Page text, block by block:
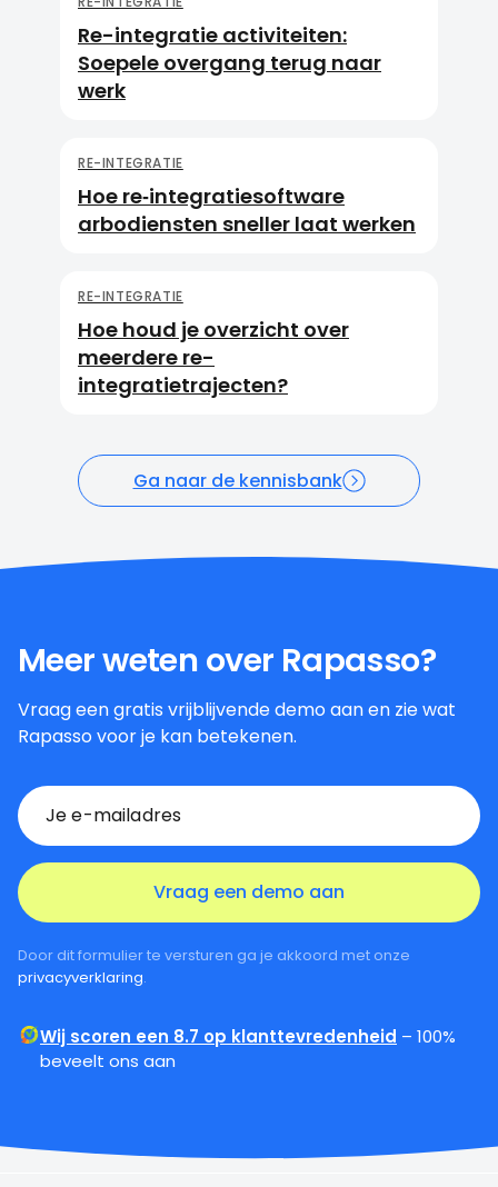
Re-integratie activiteiten:
Soepele overgang terug naar
werk
RE-INTEGRATIE
Hoe re‑integratiesoftware
arbodiensten sneller laat werken
RE-INTEGRATIE
Hoe houd je overzicht over
meerdere re-
integratietrajecten?
Ga naar de kennisbank
Meer weten over Rapasso?
Vraag een gratis vrijblijvende demo aan en zie wat
Rapasso voor je kan betekenen.
Door dit formulier te versturen ga je akkoord met onze
privacyverklaring.
Wij scoren een 8.7 op klanttevredenheid – 100%
beveelt ons aan